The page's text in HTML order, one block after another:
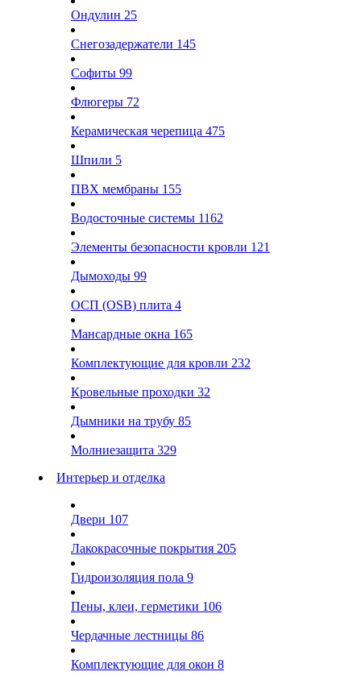
Ондулин 25
Снегозадержатели 145
Софиты 99
Флюгеры 72
Керамическая черепица 475
Шпили 5
ПВХ мембраны 155
Водосточные системы 1162
Элементы безопасности кровли 121
Дымоходы 99
ОСП (OSB) плита 4
Мансардные окна 165
Комплектующие для кровли 232
Кровельные проходки 32
Дымники на трубу 85
Молниезащита 329
Интерьер и отделка
Двери 107
Лакокрасочные покрытия 205
Гидроизоляция пола 9
Пены, клеи, герметики 106
Чердачные лестницы 86
Комплектующие для окон 8